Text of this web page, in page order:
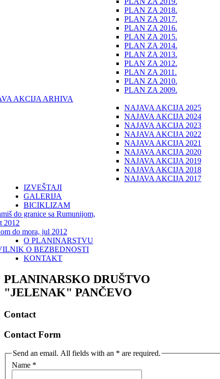
PLAN ZA 2018.
PLAN ZA 2017.
PLAN ZA 2016.
PLAN ZA 2015.
PLAN ZA 2014.
PLAN ZA 2013.
PLAN ZA 2012.
PLAN ZA 2011.
PLAN ZA 2010.
PLAN ZA 2009.
AKCIJA ARHIVA
NAJAVA AKCIJA 2025
NAJAVA AKCIJA 2024
NAJAVA AKCIJA 2023
NAJAVA AKCIJA 2022
NAJAVA AKCIJA 2021
NAJAVA AKCIJA 2020
NAJAVA AKCIJA 2019
NAJAVA AKCIJA 2018
NAJAVA AKCIJA 2017
IZVEŠTAJI
GALERIJA
BICIKLIZAM
do granice sa Rumunijom,
2012
do mora, jul 2012
O PLANINARSTVU
O BEZBEDNOSTI
KONTAKT
PLANINARSKO DRUŠTVO
"JELENAK" PANČEVO
Contact
Contact Form
Send an email. All fields with an * are required.
Name *